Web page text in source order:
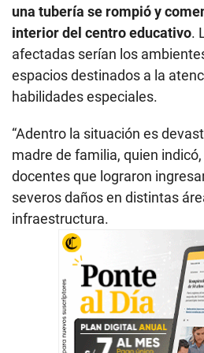
una tubería se rompió y
interior del centro educativo.
afectadas serían los
espacios destinados a la
habilidades especiales.
“Adentro la situación es
madre de familia, quien
docentes que lograron
severos daños en distintas
infraestructura.